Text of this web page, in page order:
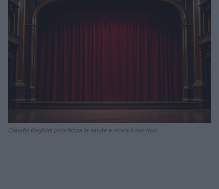
Claudio Baglioni prioritizza la salute e rinvia il suo tour.